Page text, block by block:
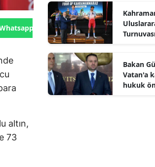
Gönder
altın,
73
Bakan
Vatan'a
hukuk